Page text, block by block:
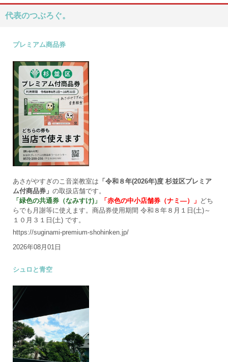
代表のつぶろぐ。
プレミアム商品券
あさがやすぎのこ音楽教室は 「令和８年(2026年)度 杉並区プレミア
ム付商品券」 の取扱店舗です。
「緑色の共通券（なみすけ)」
「赤色の中小店舗券（ナミ―）」 どち
らでも月謝等に使えます。商品券使用期間 令和８年８月１日(土)～
１０月３１日(土) です。
https://suginami-premium-shohinken.jp/
2026年08月01日
シュロと青空